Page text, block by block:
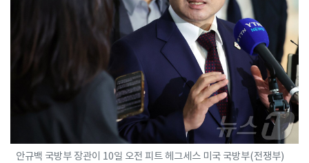
안규백 국방부 장관이 10일 오전 피트 헤그세스 미국 국방부(전쟁부)